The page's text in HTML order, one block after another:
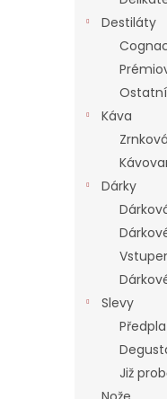
Destiláty
Káva
Dárky
Slevy
Již